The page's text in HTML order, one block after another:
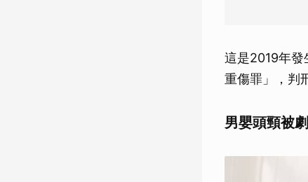
這是2019年發
重傷罪」，判
男嬰頭頸被